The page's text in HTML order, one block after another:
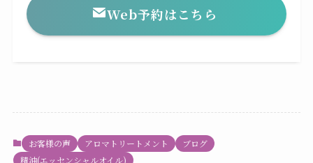
Web予約はこちら
お客様の声 アロマトリートメント
ブログ
精油(エッセンシャルオイル)